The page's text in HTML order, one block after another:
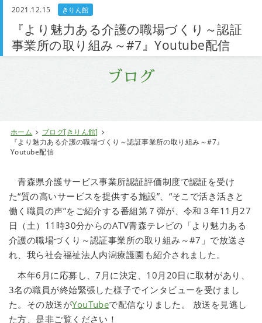
ブログ
ホーム
ブログ[きりん館]
『より魅力ある介護の職場づくり～認証事業所の取り組み～#7』
Youtube配信
2021.12.15 きりん館
『より魅力ある介護の職場づくり～認証
事業所の取り組み～#7』Youtube配信
青森県介護サービス事業所認証評価制度で認証を受け
た“質の高いサービスを提供する施設”、“そこで活き活きと
働く職員の声”をご紹介する番組第７弾が、令和３年11月27
日（土）11時30分からのATV青森テレビの「より魅力ある
介護の職場づくり～認証事業所の取り組み～#7」で放送さ
れ、我ら社会福祉法人内潟療護園も紹介されました。
本年6月に応募し、7月に決定、10月20日に取材があり、
3名の職員が終始緊張した様子でインタビューを受けまし
た。その放送がYouTubeで配信なりました。 放送を見逃し
た方、是非ご覧ください！